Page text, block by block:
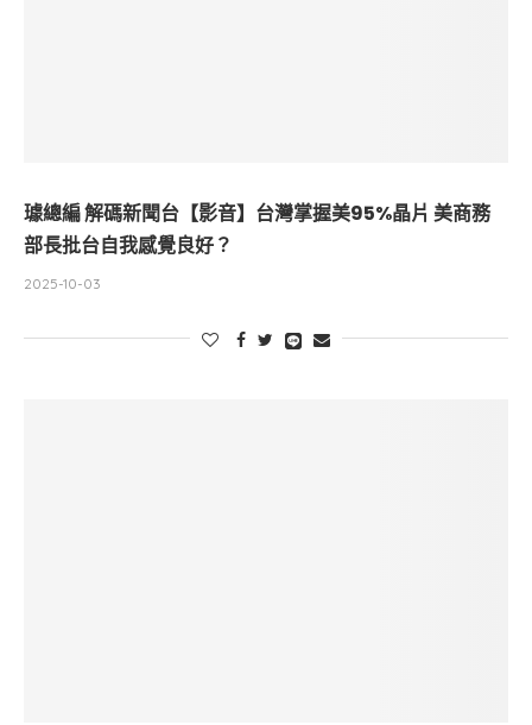
璩總編 解碼新聞台【影音】台灣掌握美95%晶片 美商務
部長批台自我感覺良好？
2025-10-03